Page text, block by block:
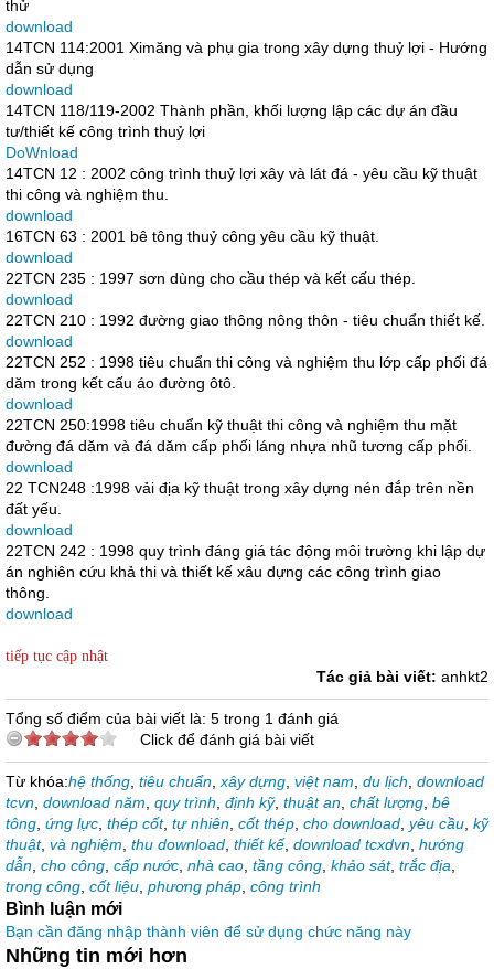
thử
download
14TCN 114:2001 Ximăng và phụ gia trong xây dựng thuỷ lợi - Hướng
dẫn sử dụng
download
14TCN 118/119-2002 Thành phần, khối lượng lập các dự án đầu
tư/thiết kế công trình thuỷ lợi
DoWnload
14TCN 12 : 2002 công trình thuỷ lợi xây và lát đá - yêu cầu kỹ thuật
thi công và nghiệm thu.
download
16TCN 63 : 2001 bê tông thuỷ công yêu cầu kỹ thuật.
download
22TCN 235 : 1997 sơn dùng cho cầu thép và kết cấu thép.
download
22TCN 210 : 1992 đường giao thông nông thôn - tiêu chuẩn thiết kế.
download
22TCN 252 : 1998 tiêu chuẩn thi công và nghiệm thu lớp cấp phối đá
dăm trong kết cấu áo đường ôtô.
download
22TCN 250:1998 tiêu chuẩn kỹ thuật thi công và nghiệm thu mặt
đường đá dăm và đá dăm cấp phối láng nhựa nhũ tương cấp phối.
download
22 TCN248 :1998 vải địa kỹ thuật trong xây dựng nén đắp trên nền
đất yếu.
download
22TCN 242 : 1998 quy trình đáng giá tác động môi trường khi lập dự
án nghiên cứu khả thi và thiết kế xâu dựng các công trình giao
thông.
download
tiếp tục cập nhật
Tác giả bài viết: anhkt2
Tổng số điểm của bài viết là: 5 trong 1 đánh giá
Click để đánh giá bài viết
Từ khóa:hệ thống tiêu chuẩn xây dựng việt nam du lịch download
tcvn download năm quy trình định kỹ, thuật an chất lượng bê
tông ứng lực thép cốt, tự nhiên cốt thép cho download yêu cầu kỹ
thuật, và nghiệm thu download thiết kế, download tcxdvn hướng
dẫn cho công cấp nước nhà cao tầng công khảo sát, trắc địa
trong công cốt liệu phương pháp công trình
Bình luận mới
Bạn cần đăng nhập thành viên để sử dụng chức năng này
Những tin mới hơn